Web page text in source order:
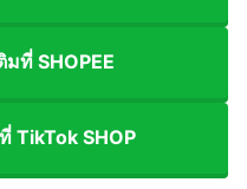
มที่ SHOPEE
TikTok SHOP